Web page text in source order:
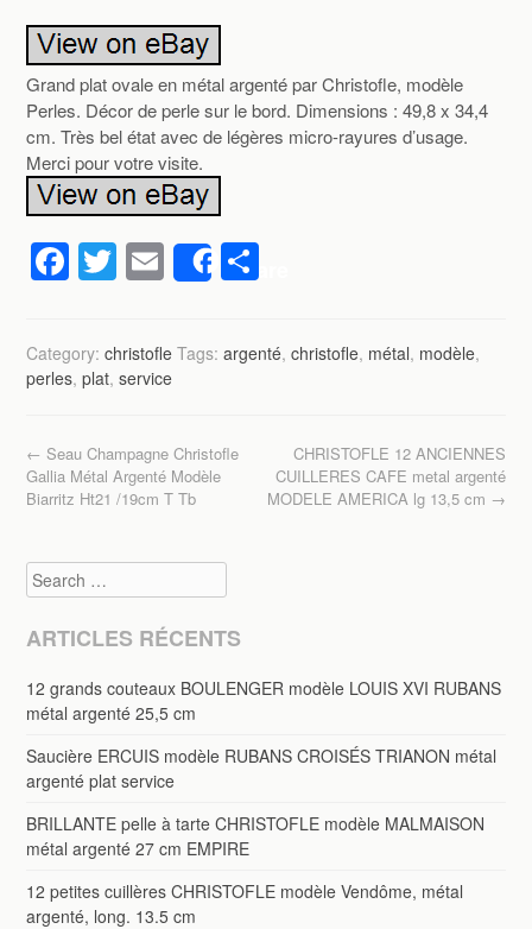
Grand plat ovale en métal argenté par Christofle, modèle
Perles. Décor de perle sur le bord. Dimensions : 49,8 x 34,4
cm. Très bel état avec de légères micro-rayures d’usage.
Merci pour votre visite.
F
c
e
o
o
T
tt
er
E
m
ail
Share
ta
g
Category:christofle Tags:argenté,christofle, métal, modèle,
perles,plat,service
Post navigation
← Seau Champagne Christofle
Gallia Métal Argenté Modèle
Biarritz Ht21 /19cm T Tb
CHRISTOFLE 12 ANCIENNES
CUILLERES CAFE metal argenté
MODELE AMERICA lg 13,5 cm →
Search
ARTICLES RÉCENTS
12 grands couteaux BOULENGER modèle LOUIS XVI RUBANS
métal argenté 25,5 cm
Saucière ERCUIS modèle RUBANS CROISÉS TRIANON métal
argenté plat service
BRILLANTE pelle à tarte CHRISTOFLE modèle MALMAISON
métal argenté 27 cm EMPIRE
12 petites cuillères CHRISTOFLE modèle Vendôme, métal
argenté, long. 13.5 cm